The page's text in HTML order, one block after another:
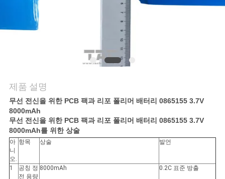
의
소
식
케
이
제품 설명
무선 전신을 위한 PCB 팩과 리포 폴리머 배터리 0865155 3.7V
8000mAh
무선 전신을 위한 PCB 팩과 리포 폴리머 배터리 0865155 3.7V
8000mAh를 위한 상술
아
니
오.
항목 상술 발언
1
공칭 정
전 용량
8000mAh 0.2C 표준 방출